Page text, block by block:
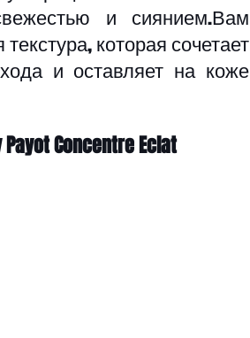
и сиянием.Вам
которая сочетает
и оставляет на коже
Concentre Eclat